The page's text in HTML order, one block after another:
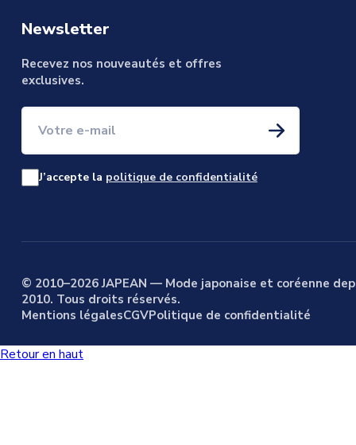
Newsletter
Recevez nos nouveautés et offres
exclusives.
J’accepte la politique de confidentialité
© 2010–2026 JAPEAN — Mode japonaise et coréenne
2010. Tous droits réservés.
Mentions légalesCGVPolitique de confidentialité
Retour en haut